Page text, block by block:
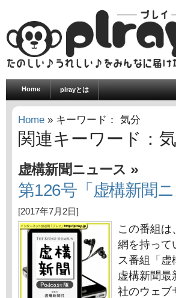
Home plrayとは
Home » キーワード： 気分
関連キーワード：
虚構新聞ニュース »
第126号「虚構新聞
[2017年7月2日]
この番組は
網を持って
ス番組「虚
虚構新聞最
社のウェブ